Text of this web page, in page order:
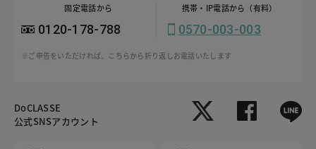
固定電話から
0120-178-788
携帯・IP電話から（有料）
0570-003-003
※ご申告をいただければ、こちらから折り返しお電話いたします
DoCLASSE
公式SNSアカウント